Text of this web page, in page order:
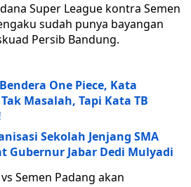
Super League kontra Semen
sudah punya bayangan
Persib Bandung.
One Piece, Kata
Masalah, Tapi Kata TB
Sekolah Jenjang SMA
Gubernur Jabar Dedi Mulyadi
Semen Padang akan